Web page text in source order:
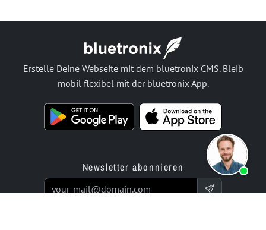
Erstelle Deine Webseite mit dem bluetronix CMS. Bleib
mobil flexibel mit der bluetronix App.
Newsletter abonnieren